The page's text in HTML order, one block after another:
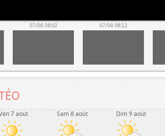
07/08 08:02 07/08 08:12
7 août Sam 8 août Dim 9 août